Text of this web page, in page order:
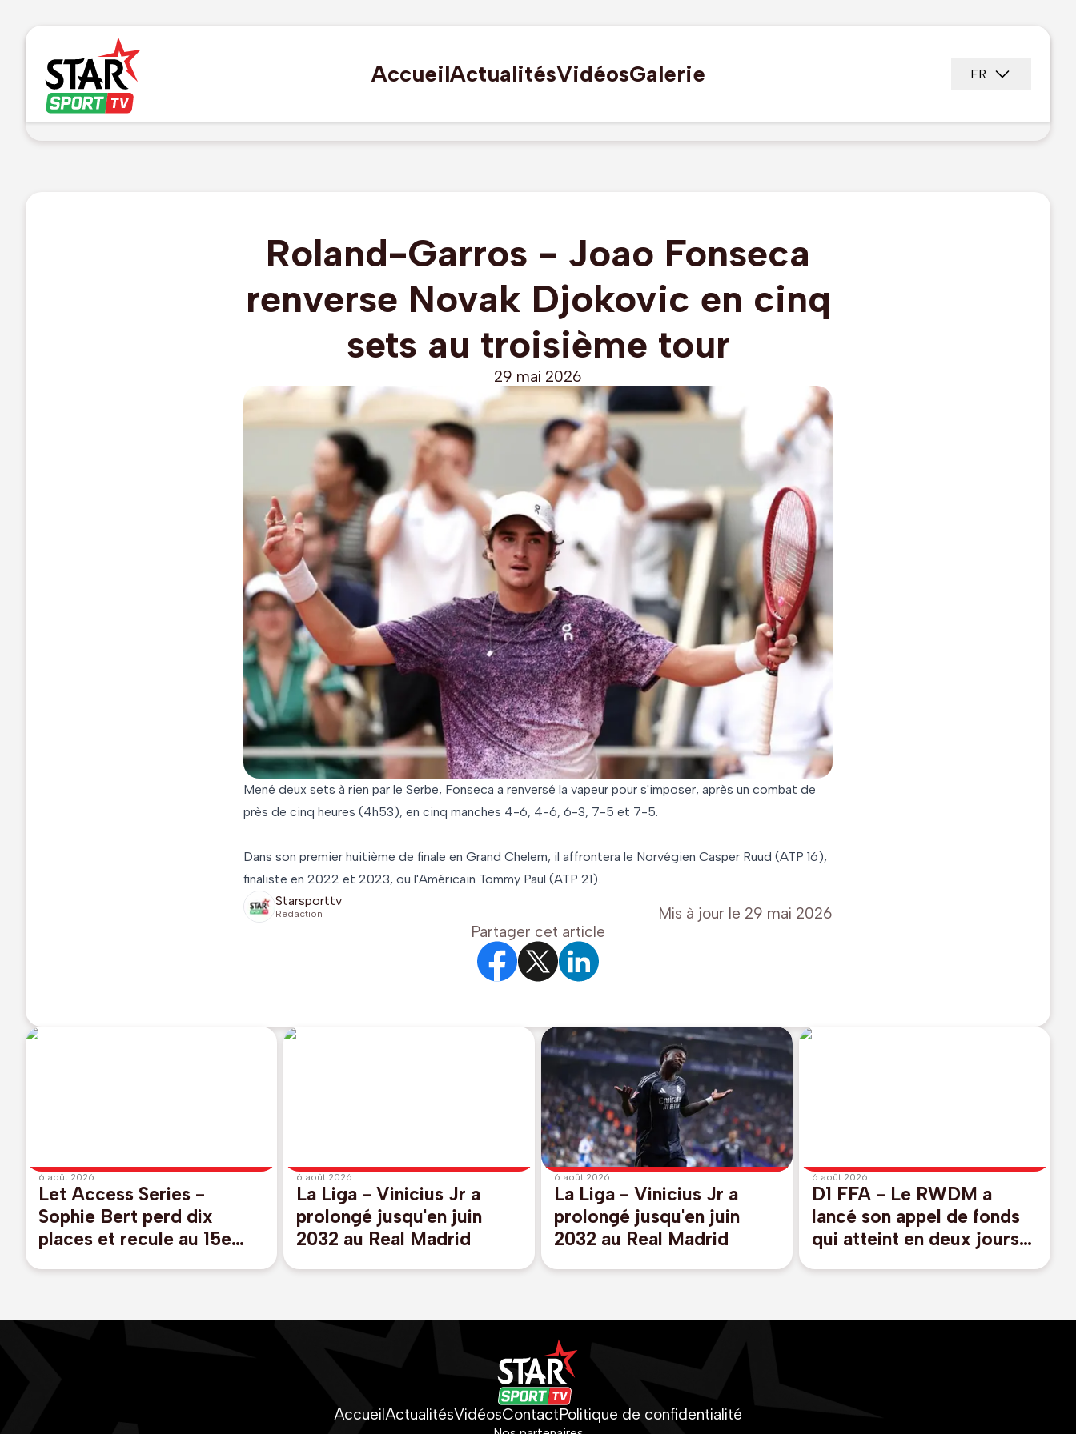
AccueilActualitésVidéosGalerie FR
Roland-Garros - Joao Fonseca
renverse Novak Djokovic en cinq
sets au troisième tour
29 mai 2026
Mené deux sets à rien par le Serbe, Fonseca a renversé la vapeur pour s'imposer, après un combat de
près de cinq heures (4h53), en cinq manches 4-6, 4-6, 6-3, 7-5 et 7-5.
Dans son premier huitième de finale en Grand Chelem, il affrontera le Norvégien Casper Ruud (ATP 16),
finaliste en 2022 et 2023, ou l'Américain Tommy Paul (ATP 21).
Starsporttv
Redaction Mis à jour le 29 mai 2026
Partager cet article
6 août 2026
Let Access Series -
Sophie Bert perd dix
places et recule au 15e
6 août 2026
La Liga - Vinicius Jr a
prolongé jusqu'en juin
2032 au Real Madrid
6 août 2026
La Liga - Vinicius Jr a
prolongé jusqu'en juin
2032 au Real Madrid
6 août 2026
D1 FFA - Le RWDM a
lancé son appel de fonds
qui atteint en deux jours
AccueilActualitésVidéosContactPolitique de confidentialité